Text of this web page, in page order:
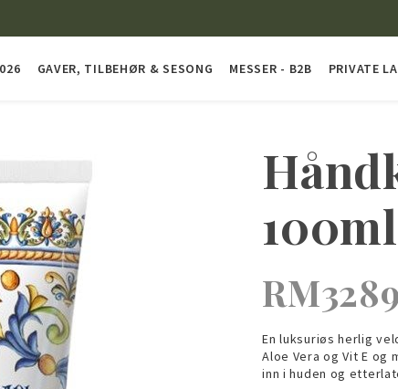
GAVER, TILBEHØR & SESONG MESSER - B2B PRIVATE
100ml
RM3289
En luksuriøs herlig
Aloe Vera og Vit E
inn i huden og